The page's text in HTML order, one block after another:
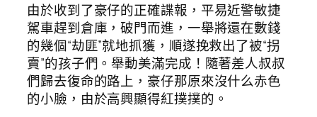
由於收到了豪仔的正確諜報，平易近警敏捷
駕車趕到倉庫，破門而進，一舉將還在數錢
的幾個“劫匪”就地抓獲，順遂挽救出了被“拐
賣”的孩子們。舉動美滿完成！隨著差人叔叔
們歸去復命的路上，豪仔那原來沒什么赤色
的小臉，由於高興顯得紅撲撲的。